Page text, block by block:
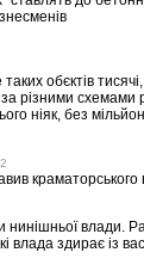
обєктів
різними
ніяк, без
краматорського
нинішньої влади.
влада здирає із